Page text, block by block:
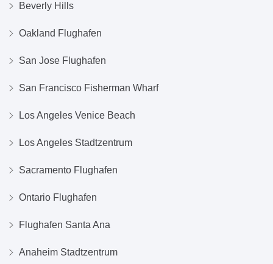
Beverly Hills
Oakland Flughafen
San Jose Flughafen
San Francisco Fisherman Wharf
Los Angeles Venice Beach
Los Angeles Stadtzentrum
Sacramento Flughafen
Ontario Flughafen
Flughafen Santa Ana
Anaheim Stadtzentrum